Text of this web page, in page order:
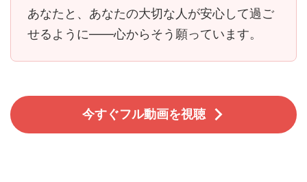
あなたと、あなたの大切な人が安心して過ご
せるように――心からそう願っています。
今すぐフル動画を視聴